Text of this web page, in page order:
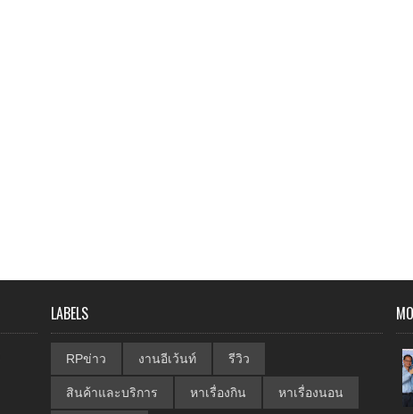
LABELS
RPข่าว งานอีเว้นท์ รีวิว
สินค้าและบริการ หาเรื่องกิน หาเรื่องนอน